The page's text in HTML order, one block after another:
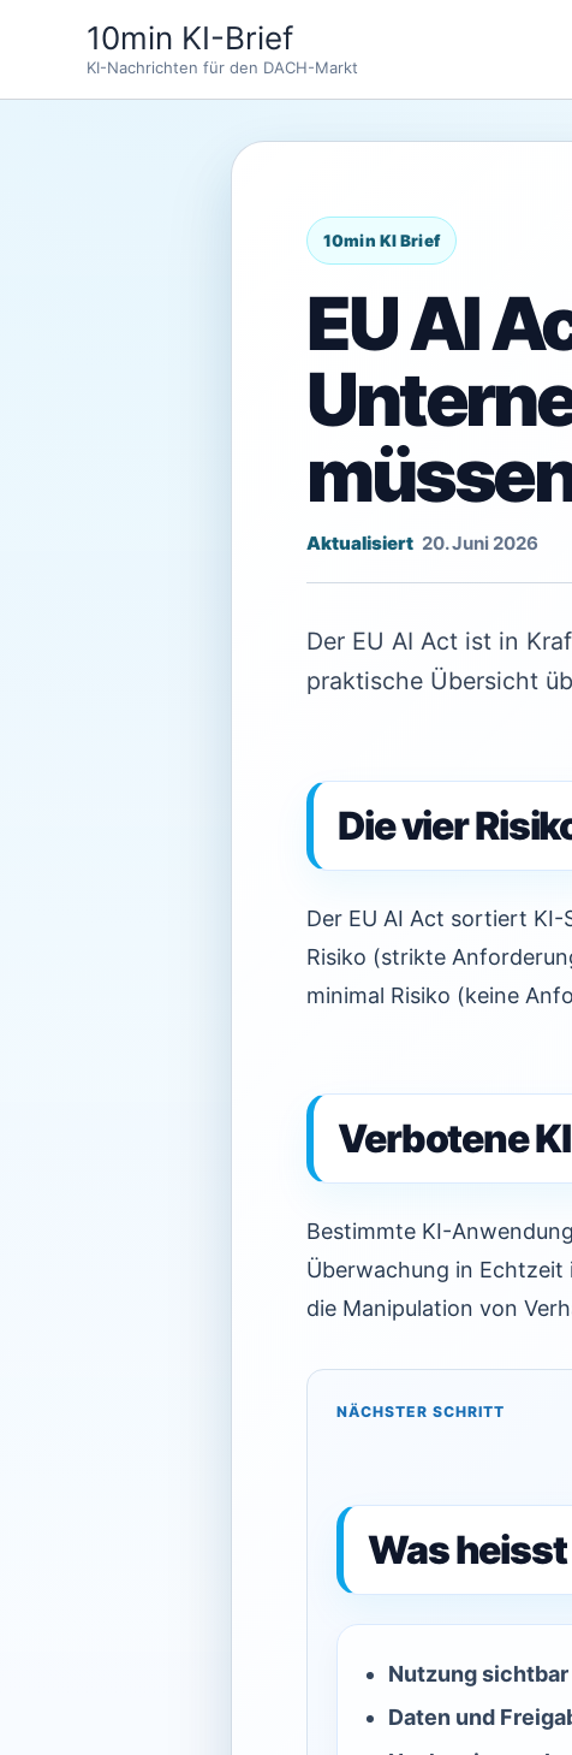
10min KI-Brief
KI-Nachrichten für den DACH-Markt
EU AI
20. Juni 2026
Der EU AI Act ist in
praktische Übersicht
Die vier
Der EU AI Act sortiert KI-
Risiko (strikte
minimal Risiko (keine
Verbotene
Bestimmte KI-
Überwachung in Echtzeit
die Manipulation von
NÄCHSTER SCHRITT
Was
Nutzung sichtbar
Daten und